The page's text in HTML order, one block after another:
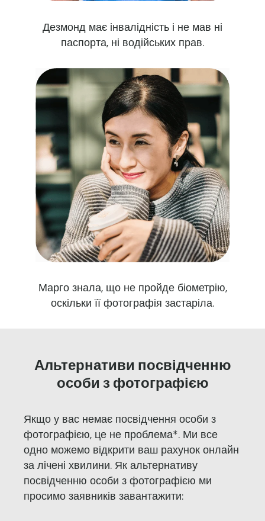
Дезмонд має інвалідність і не мав ні
паспорта, ні водійських прав.
Марго знала, що не пройде біометрію,
оскільки її фотографія застаріла.
Альтернативи посвідченню
особи з фотографією
Якщо у вас немає посвідчення особи з
фотографією, це не проблема*. Ми все
одно можемо відкрити ваш рахунок онлайн
за лічені хвилини. Як альтернативу
посвідченню особи з фотографією ми
просимо заявників завантажити: